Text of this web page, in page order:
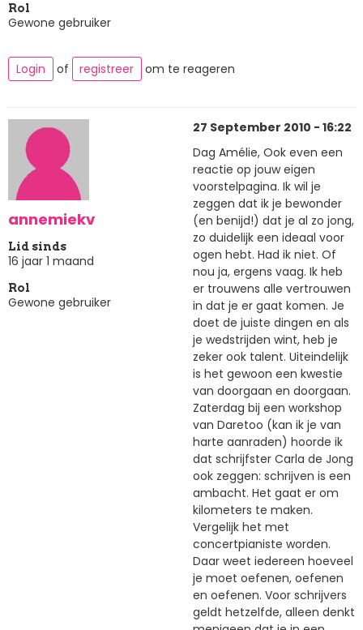
Rol
Gewone gebruiker
Login of registreer om te reageren
annemiekv
Lid sinds
16 jaar 1 maand
Rol
Gewone gebruiker
27 September 2010 - 16:22
Dag Amélie, Ook even een
reactie op jouw eigen
voorstelpagina. Ik wil je
zeggen dat ik je bewonder
(en benijd!) dat je al zo jong,
zo duidelijk een ideaal voor
ogen hebt. Had ik niet. Of
nou ja, ergens vaag. Ik heb
er trouwens alle vertrouwen
in dat je er gaat komen. Je
doet de juiste dingen en als
je wedstrijden wint, heb je
zeker ook talent. Uiteindelijk
is het gewoon een kwestie
van doorgaan en doorgaan.
Zaterdag bij een workshop
van Daretoo (kan ik je van
harte aanraden) hoorde ik
dat schrijfster Carla de Jong
ook zeggen: schrijven is een
ambacht. Het gaat er om
kilometers te maken.
Vergelijk het met
concertpianiste worden.
Daar weet iedereen hoeveel
je moet oefenen, oefenen
en oefenen. Voor schrijvers
geldt hetzelfde, alleen denkt